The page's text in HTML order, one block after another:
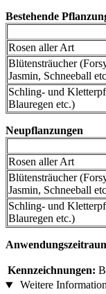
Bestehende
Rosen aller Art
Blütensträucher
Jasmin, Schneeball
Schling- und
Blauregen etc.)
Neupflanzungen
Rosen aller Art
Blütensträucher
Jasmin, Schneeball
Schling- und
Blauregen etc.)
Kennzeichnungen:
Weitere